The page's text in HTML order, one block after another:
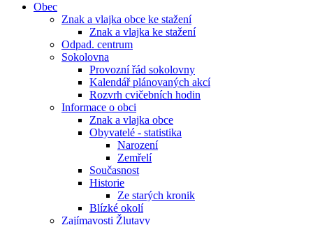
Obec
Znak a vlajka obce ke stažení
Znak a vlajka ke stažení
Odpad. centrum
Sokolovna
Provozní řád sokolovny
Kalendář plánovaných akcí
Rozvrh cvičebních hodin
Informace o obci
Znak a vlajka obce
Obyvatelé - statistika
Narození
Zemřelí
Současnost
Historie
Ze starých kronik
Blízké okolí
Zajímavosti Žlutavy